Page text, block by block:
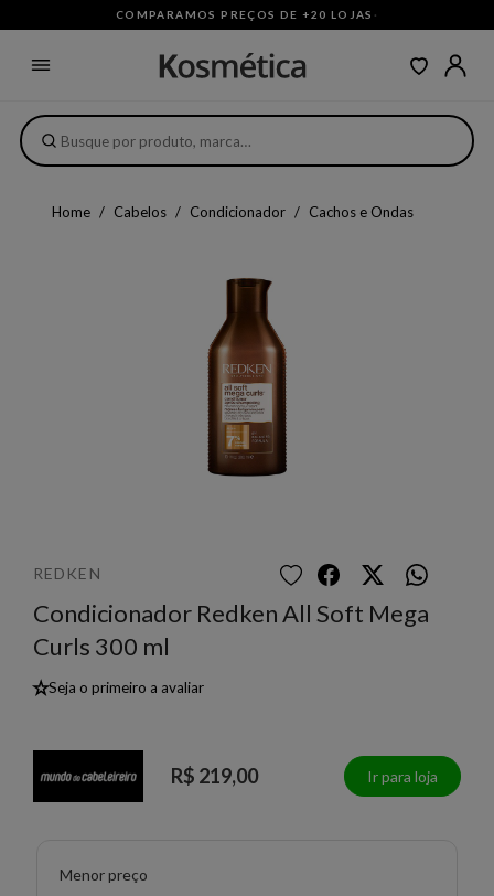
COMPARAMOS PREÇOS DE +20 LOJAS ·
Home Cabelos Condicionador Cachos e Ondas
REDKEN
Condicionador Redken All Soft Mega
Curls 300 ml
★Seja o primeiro a avaliar
R$ 219,00 Ir para loja
Menor preço